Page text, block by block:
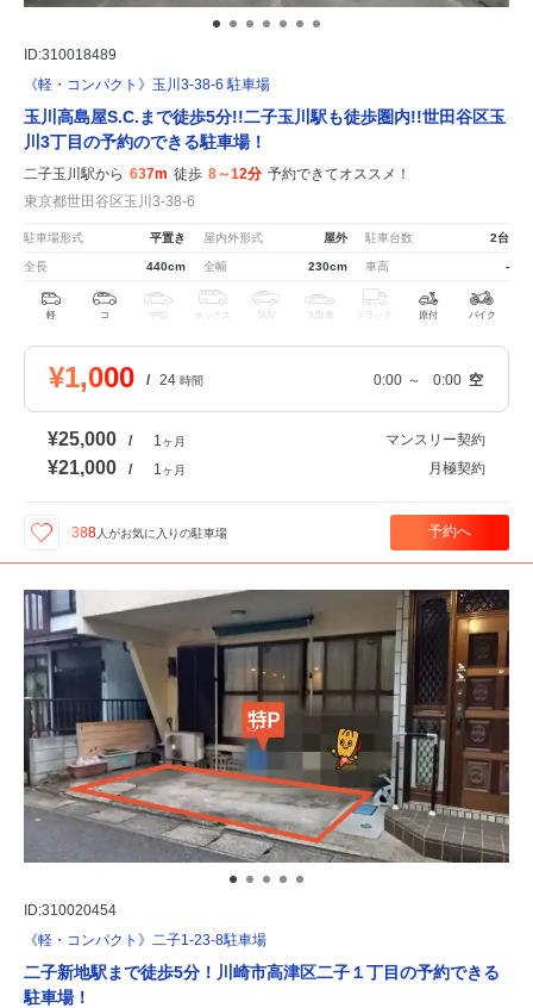
ID:310018489
《軽・コンパクト》玉川3-38-6 駐車場
玉川高島屋S.C.まで徒歩5分!!二子玉川駅も徒歩圏内!!世田谷区玉
川3丁目の予約のできる駐車場！
二子玉川駅から 637m 徒歩 8～12分 予約できてオススメ！
東京都世田谷区玉川3-38-6
駐車場形式 平置き 屋内外形式 屋外 駐車台数 2台
全長 440cm 全幅 230cm 車高 -
軽 コ 中型 ボックス SUV 大型車 トラック 原付 バイク
¥1,000 / 24 時間 0:00 ～ 0:00 空
¥25,000 / 1ヶ月 マンスリー契約
¥21,000 / 1ヶ月 月極契約
388 人がお気に入りの駐車場 予約へ
ID:310020454
《軽・コンパクト》二子1-23-8駐車場
二子新地駅まで徒歩5分！川崎市高津区二子１丁目の予約できる
駐車場！